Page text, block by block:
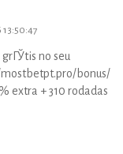
no seu
bonus/
extra + 310 rodadas